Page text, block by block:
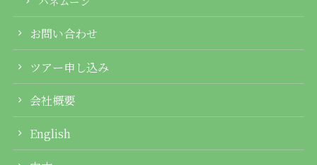
お問い合わせ
ツアー申し込み
会社概要
English